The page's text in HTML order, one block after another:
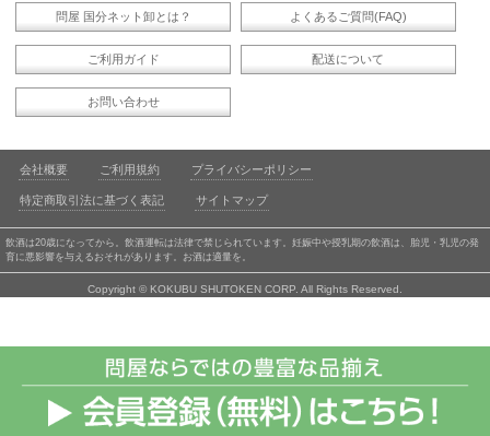
問屋 国分ネット卸とは？ よくあるご質問(FAQ)
ご利用ガイド 配送について
お問い合わせ
会社概要 ご利用規約 プライバシーポリシー
特定商取引法に基づく表記 サイトマップ
飲酒は20歳になってから。飲酒運転は法律で禁じられています。妊娠中や授乳期の飲酒は、胎児・乳児の発
育に悪影響を与えるおそれがあります。お酒は適量を。
Copyright © KOKUBU SHUTOKEN CORP. All Rights Reserved.